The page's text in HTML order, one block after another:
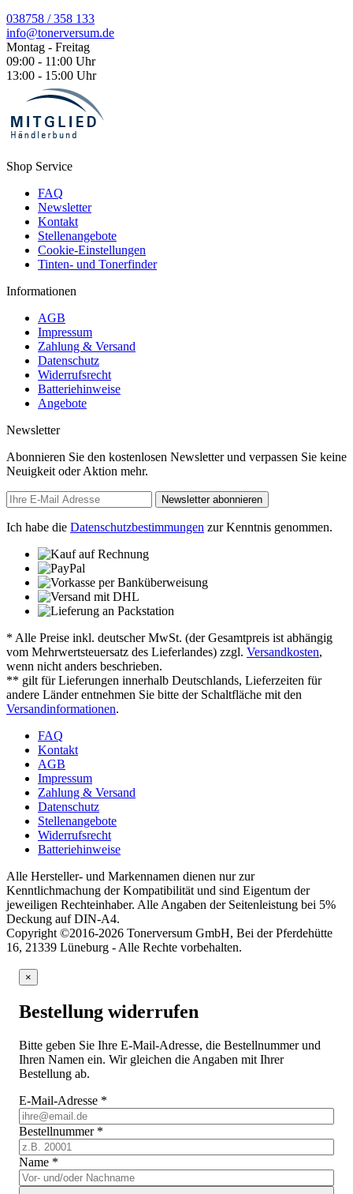
038758 / 358 133
info@tonerversum.de
Montag - Freitag
09:00 - 11:00 Uhr
13:00 - 15:00 Uhr
Shop Service
FAQ
Newsletter
Kontakt
Stellenangebote
Cookie-Einstellungen
Tinten- und Tonerfinder
Informationen
AGB
Impressum
Zahlung & Versand
Datenschutz
Widerrufsrecht
Batteriehinweise
Angebote
Newsletter
Abonnieren Sie den kostenlosen Newsletter und verpassen Sie keine
Neuigkeit oder Aktion mehr.
Newsletter abonnieren
Ich habe die Datenschutzbestimmungen zur Kenntnis genommen.
* Alle Preise inkl. deutscher MwSt. (der Gesamtpreis ist abhängig
vom Mehrwertsteuersatz des Lieferlandes) zzgl. Versandkosten,
wenn nicht anders beschrieben.
** gilt für Lieferungen innerhalb Deutschlands, Lieferzeiten für
andere Länder entnehmen Sie bitte der Schaltfläche mit den
Versandinformationen.
FAQ
Kontakt
AGB
Impressum
Zahlung & Versand
Datenschutz
Stellenangebote
Widerrufsrecht
Batteriehinweise
Alle Hersteller- und Markennamen dienen nur zur
Kenntlichmachung der Kompatibilität und sind Eigentum der
jeweiligen Rechteinhaber. Alle Angaben der Seitenleistung bei 5%
Deckung auf DIN-A4.
Copyright ©2016-2026 Tonerversum GmbH, Bei der Pferdehütte
16, 21339 Lüneburg - Alle Rechte vorbehalten.
×
Bestellung widerrufen
Bitte geben Sie Ihre E-Mail-Adresse, die Bestellnummer und
Ihren Namen ein. Wir gleichen die Angaben mit Ihrer
Bestellung ab.
E-Mail-Adresse *
Bestellnummer *
Name *